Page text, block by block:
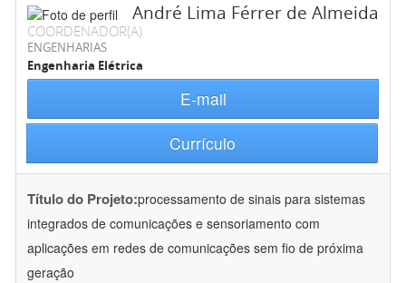
André Lima Férrer de Almeida
COORDENADOR(A)
ENGENHARIAS
Engenharia Elétrica
E-mail
Currículo
Título do Projeto:processamento de sinais para sistemas
integrados de comunicações e sensoriamento com
aplicações em redes de comunicações sem fio de próxima
geração